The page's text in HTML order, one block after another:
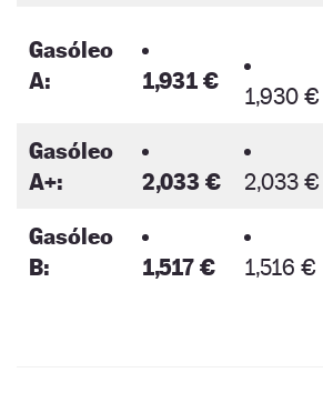
Gasóleo
A:
1,931 €
1,930 €
Gasóleo
A+:
2,033 € 2,033 €
Gasóleo
B:
1,517 € 1,516 €